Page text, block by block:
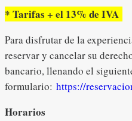
* Tarifas + el 13% de IVA
Para disfrutar de la
reservar y cancelar su
bancario, llenando el
formulario: https://
Horarios